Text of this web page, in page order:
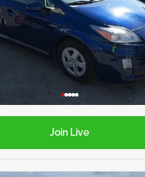
Join Live